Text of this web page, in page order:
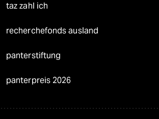
taz zahl ich
recherchefonds ausland
panterstiftung
panterpreis 2026